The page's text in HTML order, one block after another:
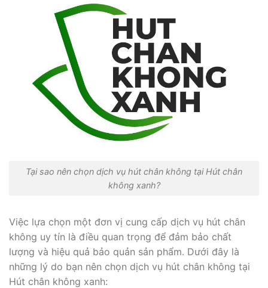
Tại sao nên chọn dịch vụ hút chân không tại Hút chân
không xanh?
Việc lựa chọn một đơn vị cung cấp dịch vụ hút chân
không uy tín là điều quan trọng để đảm bảo chất
lượng và hiệu quả bảo quản sản phẩm. Dưới đây là
những lý do bạn nên chọn dịch vụ hút chân không tại
Hút chân không xanh: